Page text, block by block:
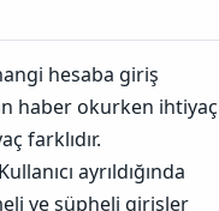
hesaba giriş
haber okurken ihtiyaç
farklıdır.
ayrıldığında
ve şüpheli girişler